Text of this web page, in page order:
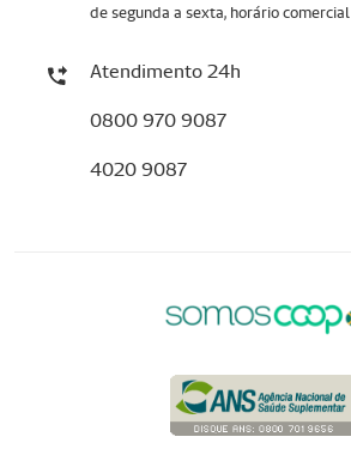
de segunda a sexta, horário comercial
Atendimento 24h
0800 970 9087
4020 9087